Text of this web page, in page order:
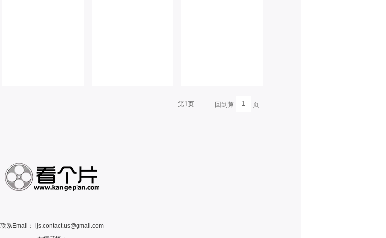
第1页 回到第 1 页
联系Email：
ljs.contact.us@gmail.com